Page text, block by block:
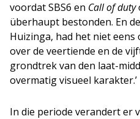
voordat SBS6 en Call of duty
überhaupt bestonden. En
Huizinga, had het niet
over de veertiende en de
grondtrek van den laat-
overmatig visueel karakter.’
In die periode verandert er